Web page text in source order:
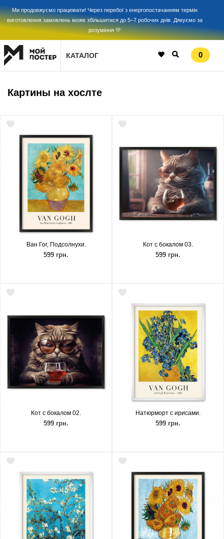
Ми продовжуємо працювати! Через перебої з енергопостачанням термін
виготовлення замовлень може збільшитися до 5–7 робочих днів. Дякуємо за
розуміння 💛
КАТАЛОГ 0
Картины на хослте
Ван Гог, Подсолнухи.
599 грн.
Кот с бокалом 03.
599 грн.
Кот с бокалом 02.
599 грн.
Натюрморт с ирисами.
599 грн.